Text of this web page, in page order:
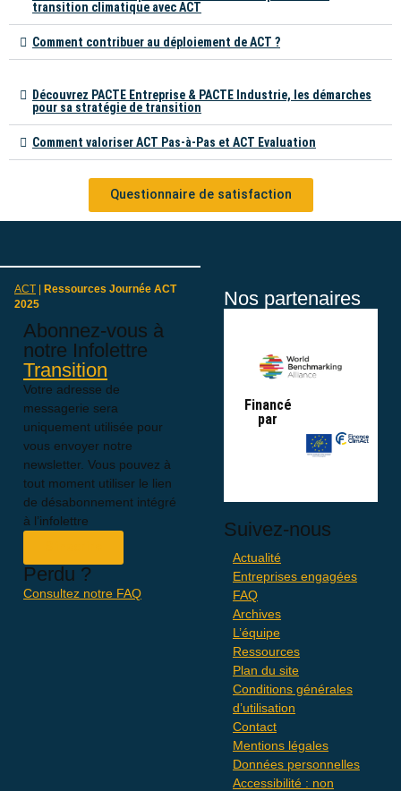
transition climatique avec ACT
Comment contribuer au déploiement de ACT ?
Découvrez PACTE Entreprise & PACTE Industrie, les démarches
pour sa stratégie de transition
Comment valoriser ACT Pas-à-Pas et ACT Evaluation
Questionnaire de satisfaction
ACT
Ressources Journée ACT
2025
Abonnez-vous à
notre Infolettre
Transition
Votre adresse de
messagerie sera
uniquement utilisée pour
vous envoyer notre
newsletter. Vous pouvez à
tout moment utiliser le lien
de désabonnement intégré
à l’infolettre
Perdu ?
Consultez notre FAQ
Nos partenaires
Financé
par
Suivez-nous
Actualité
Entreprises engagées
FAQ
Archives
L’équipe
Ressources
Plan du site
Conditions générales
d’utilisation
Contact
Mentions légales
Données personnelles
Accessibilité : non